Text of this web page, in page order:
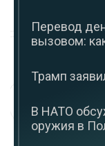
Перевод
вызовом:
Трамп
В НАТО
оружия в